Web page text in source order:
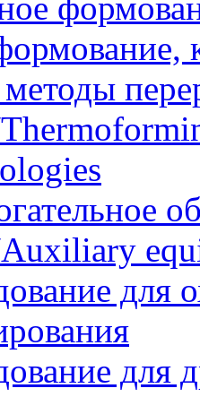
Auxiliary
для
для